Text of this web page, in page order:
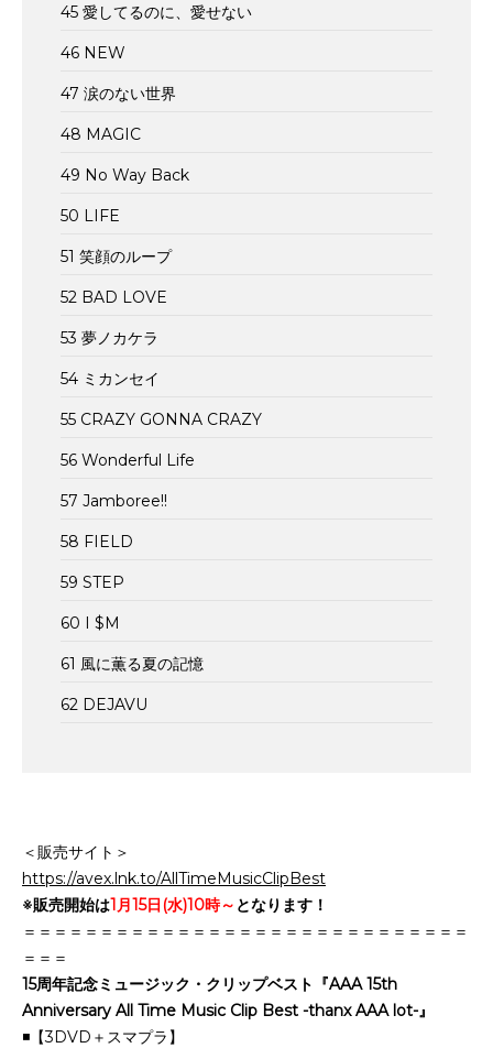
45 愛してるのに、愛せない
46 NEW
47 涙のない世界
48 MAGIC
49 No Way Back
50 LIFE
51 笑顔のループ
52 BAD LOVE
53 夢ノカケラ
54 ミカンセイ
55 CRAZY GONNA CRAZY
56 Wonderful Life
57 Jamboree!!
58 FIELD
59 STEP
60 I $M
61 風に薫る夏の記憶
62 DEJAVU
＜販売サイト＞
https://avex.lnk.to/AllTimeMusicClipBest
※販売開始は1月15日(水)10時～ となります！
＝＝＝＝＝＝＝＝＝＝＝＝＝＝＝＝＝＝＝＝＝＝＝＝＝＝＝＝＝
＝＝＝
15周年記念ミュージック・クリップベスト『AAA 15th
Anniversary All Time Music Clip Best -thanx AAA lot-』
◾️【3DVD＋スマプラ】